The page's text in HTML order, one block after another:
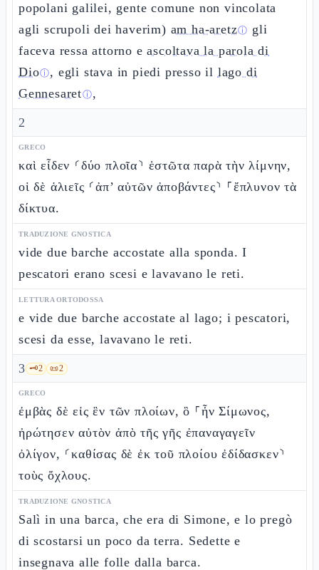
popolani galilei, gente comune non vincolata
agli scrupoli dei haverim) am ha-aretzⓘ gli
faceva ressa attorno eascoltava la parola di
Dioⓘ, egli stava in piedi presso il lago di
Gennesaretⓘ,
2
GRECO
καὶ εἶδεν ⸂δύο πλοῖα⸃ ἑστῶτα παρὰ τὴν λίμνην,
οἱ δὲ ἁλιεῖς ⸂ἀπ’ αὐτῶν ἀποβάντες⸃ ⸀ἔπλυνον τὰ
δίκτυα.
TRADUZIONE GNOSTICA
vide due barche accostate alla sponda. I
pescatori erano scesi e lavavano le reti.
LETTURA ORTODOSSA
e vide due barche accostate al lago; i pescatori,
scesi da esse, lavavano le reti.
3 🗝️2 📜2
GRECO
ἐμβὰς δὲ εἰς ἓν τῶν πλοίων, ὃ ⸀ἦν Σίμωνος,
ἠρώτησεν αὐτὸν ἀπὸ τῆς γῆς ἐπαναγαγεῖν
ὀλίγον, ⸂καθίσας δὲ ἐκ τοῦ πλοίου ἐδίδασκεν⸃
τοὺς ὄχλους.
TRADUZIONE GNOSTICA
Salì in una barca, che era di Simone, e lo pregò
di scostarsi un poco da terra. Sedette e
insegnava alle folle dalla barca.